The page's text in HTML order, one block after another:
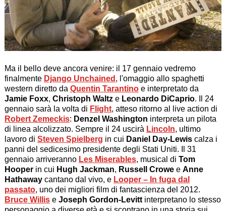
Ma il bello deve ancora venire: il 17 gennaio vedremo
finalmente Django Unchained , l'omaggio allo spaghetti
western diretto da Quentin Tarantinoe interpretato da
Jamie Foxx, Christoph Waltze Leonardo DiCaprio. Il 24
gennaio sarà la volta di Flight, atteso ritorno al live action di
Robert Zemeckis: Denzel Washington interpreta un pilota
di linea alcolizzato. Sempre il 24 uscirà Lincoln, ultimo
lavoro di Steven Spielberg in cui Daniel Day-Lewiscalza i
panni del sedicesimo presidente degli Stati Uniti. Il 31
gennaio arriveranno Les Miserables, musical di Tom
Hooperin cui Hugh Jackman, Russell Crowee Anne
Hathawaycantano dal vivo, e Looper – In fuga dal
passato, uno dei migliori film di fantascienza del 2012.
Bruce Willise Joseph Gordon-Levittinterpretano lo stesso